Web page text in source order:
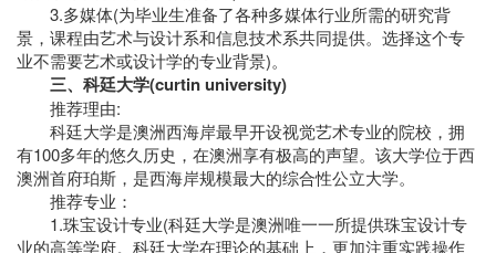
3.多媒体(为毕业生准备了各种多媒体行业所需的研究背
景，课程由艺术与设计系和信息技术系共同提供。选择这个专
业不需要艺术或设计学的专业背景)。
三、科廷大学(curtin university)
推荐理由:
科廷大学是澳洲西海岸最早开设视觉艺术专业的院校，拥
有100多年的悠久历史，在澳洲享有极高的声望。该大学位于西
澳洲首府珀斯，是西海岸规模最大的综合性公立大学。
推荐专业：
1.珠宝设计专业(科廷大学是澳洲唯一一所提供珠宝设计专
业的高等学府。科廷大学在理论的基础上，更加注重实践操作